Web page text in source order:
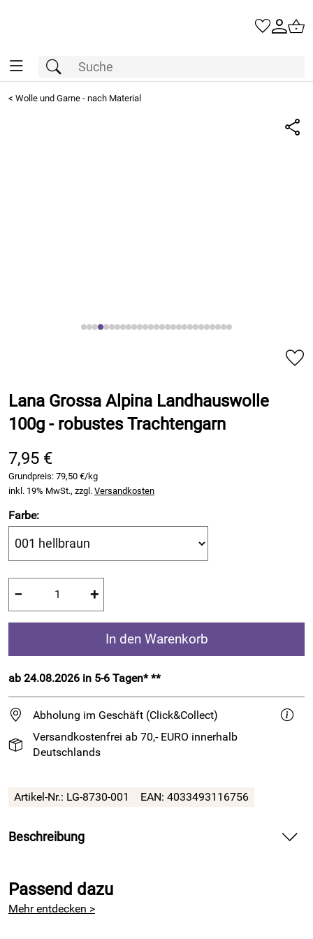
< Wolle und Garne - nach Material
Lana Grossa Alpina Landhauswolle
100g - robustes Trachtengarn
7,95 €
Grundpreis: 79,50 €/kg
inkl. 19% MwSt., zzgl. Versandkosten
Farbe:
− +
In den Warenkorb
ab 24.08.2026 in 5-6 Tagen* **
Abholung im Geschäft (Click&Collect)
Versandkostenfrei ab 70,- EURO innerhalb
Deutschlands
Artikel-Nr.: LG-8730-001 EAN: 4033493116756
Beschreibung
Alpina vonLana Grossa
Universalgarn.
Passend dazu
Mehr entdecken >